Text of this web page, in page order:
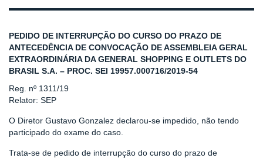
PEDIDO DE INTERRUPÇÃO DO CURSO DO PRAZO DE
ANTECEDÊNCIA DE CONVOCAÇÃO DE ASSEMBLEIA GERAL
EXTRAORDINÁRIA DA GENERAL SHOPPING E OUTLETS DO
BRASIL S.A. – PROC. SEI 19957.000716/2019-54
Reg. nº 1311/19
Relator: SEP
O Diretor Gustavo Gonzalez declarou-se impedido, não tendo
participado do exame do caso.
Trata-se de pedido de interrupção do curso do prazo de